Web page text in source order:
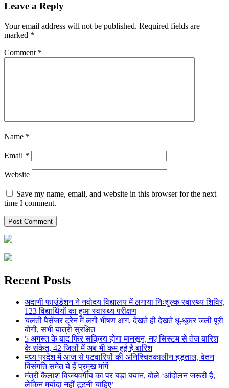
Leave a Reply
Your email address will not be published. Required fields are
marked *
Comment *
Name *
Email *
Website
Save my name, email, and website in this browser for the next
time I comment.
Recent Posts
अदाणी फाउंडेशन ने नवोदय विद्यालय में लगाया निःशुल्क स्वास्थ्य शिविर,
123 विद्यार्थियों का हुआ स्वास्थ्य परीक्षण
चलती पैसेंजर ट्रेन में लगी भीषण आग, देखते ही देखते धू-धूकर जली पूरी
बोगी, सभी यात्री सुरक्षित
5 अगस्त के बाद फिर सक्रिय होगा मानसून, नए सिस्टम से तेज बारिश
के संकेत, 42 जिलों में अब भी कम हुई है बारिश
मध्य प्रदेश में आज से पटवारियों की अनिश्चितकालीन हड़ताल, वेतन
विसंगति समेत ये हैं प्रमुख मांगें
मंत्री कैलाश विजयवर्गीय का पर बड़ा बयान, बोले ‘आंदोलन जरूरी है,
लेकिन मर्यादा नहीं टूटनी चाहिए’